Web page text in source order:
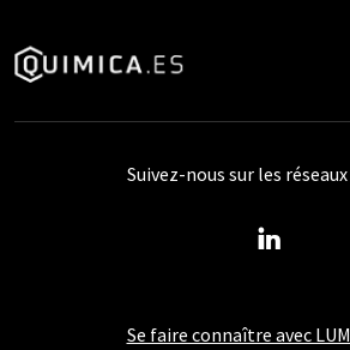
Se faire connaître avec
Suivez-nous sur les